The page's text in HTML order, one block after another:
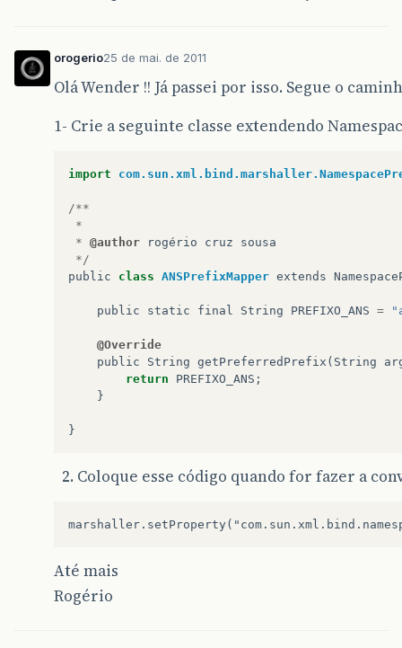
orogerio25 de mai. de 2011
Olá Wender !! Já passei por isso. Segue o
1- Crie a seguinte classe extendendo
import
/**
*
* @author rogério cruz
sousa
*/
public
class ANSPrefixMapper extends
public static final String PREFIXO_ANS =
@Override
public
String getPreferredPrefix ( String
return
PREFIXO_ANS ;
}
}
Coloque esse código quando for fazer a
Até mais
Rogério